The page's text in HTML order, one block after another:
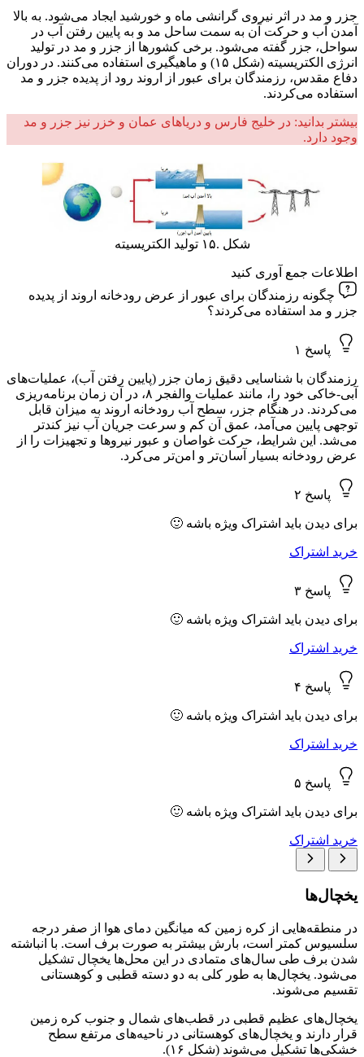
جزر و مد در اثر نیروی گرانشی ماه و خورشید ایجاد می‌شود. به بالا
آمدن آب و حرکت آن به سمت ساحل مد و به پایین رفتن آب در
سواحل، جزر گفته می‌شود. برخی کشورها از جزر و مد در تولید
انرژی الکتریسیته (شکل ۱۵) و ماهیگیری استفاده می‌کنند. در دوران
دفاع مقدس، رزمندگان برای عبور از اروند رود از پدیده جزر و مد
استفاده می‌کردند.
بیشتر بدانید: در خلیج فارس و دریاهای عمان و خزر نیز جزر و مد
وجود دارد.
شکل .۱۵ تولید الکتریسیته
اطلاعات جمع آوری کنید
چگونه رزمندگان برای عبور از عرض رودخانه اروند از پدیده
جزر و مد استفاده می‌کردند؟
پاسخ ۱
رزمندگان با شناسایی دقیق زمان جزر (پایین رفتن آب)، عملیات‌های
آبی-خاکی خود را، مانند عملیات والفجر ۸، در آن زمان برنامه‌ریزی
می‌کردند. در هنگام جزر، سطح آب رودخانه اروند به میزان قابل
توجهی پایین می‌آمد، عمق آن کم و سرعت جریان آب نیز کندتر
می‌شد. این شرایط، حرکت غواصان و عبور نیروها و تجهیزات را از
عرض رودخانه بسیار آسان‌تر و امن‌تر می‌کرد.
پاسخ ۲
برای دیدن باید اشتراک ویژه باشه 🙂
خرید اشتراک
پاسخ ۳
برای دیدن باید اشتراک ویژه باشه 🙂
خرید اشتراک
پاسخ ۴
برای دیدن باید اشتراک ویژه باشه 🙂
خرید اشتراک
پاسخ ۵
برای دیدن باید اشتراک ویژه باشه 🙂
خرید اشتراک
یخچال‌ها
در منطقه‌هایی از کره زمین که میانگین دمای هوا از صفر درجه
سلسیوس کمتر است، بارش بیشتر به صورت برف است. با انباشته
شدن برف طی سال‌های متمادی در این محل‌ها یخچال تشکیل
می‌شود. یخچال‌ها به طور کلی به دو دسته قطبی و کوهستانی
تقسیم می‌شوند.
یخچال‌های عظیم قطبی در قطب‌های شمال و جنوب کره زمین
قرار دارند و یخچال‌های کوهستانی در ناحیه‌های مرتفع سطح
خشکی‌ها تشکیل می‌شوند (شکل ۱۶).